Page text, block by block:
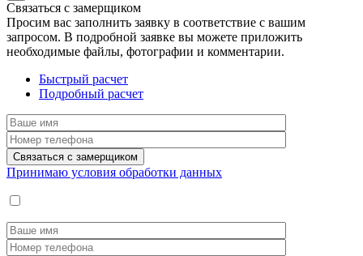
Связаться с замерщиком
Просим вас заполнить заявку в соответствие с вашим
запросом. В подробной заявке вы можете приложить
необходимые файлы, фотографии и комментарии.
Быстрый расчет
Подробный расчет
Принимаю условия обработки данных